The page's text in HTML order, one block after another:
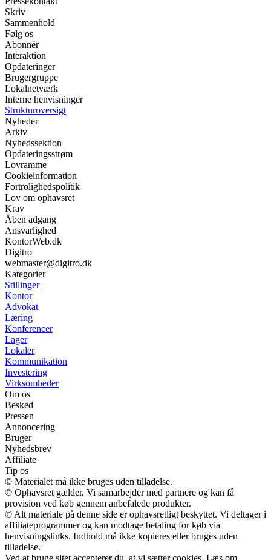
Skriv
Sammenhold
Følg os
Abonnér
Interaktion
Opdateringer
Brugergruppe
Lokalnetværk
Interne henvisninger
Strukturoversigt
Nyheder
Arkiv
Nyhedssektion
Opdateringsstrøm
Lovramme
Cookieinformation
Fortrolighedspolitik
Lov om ophavsret
Krav
Åben adgang
Ansvarlighed
KontorWeb.dk
Digitro
webmaster@digitro.dk
Kategorier
Stillinger
Kontor
Advokat
Læring
Konferencer
Lager
Lokaler
Kommunikation
Investering
Virksomheder
Om os
Besked
Pressen
Annoncering
Bruger
Nyhedsbrev
Affiliate
Tip os
© Materialet må ikke bruges uden tilladelse.
© Ophavsret gælder. Vi samarbejder med partnere og kan få
provision ved køb gennem anbefalede produkter.
© Alt materiale på denne side er ophavsretligt beskyttet. Vi deltager i
affiliateprogrammer og kan modtage betaling for køb via
henvisningslinks. Indhold må ikke kopieres eller bruges uden
tilladelse.